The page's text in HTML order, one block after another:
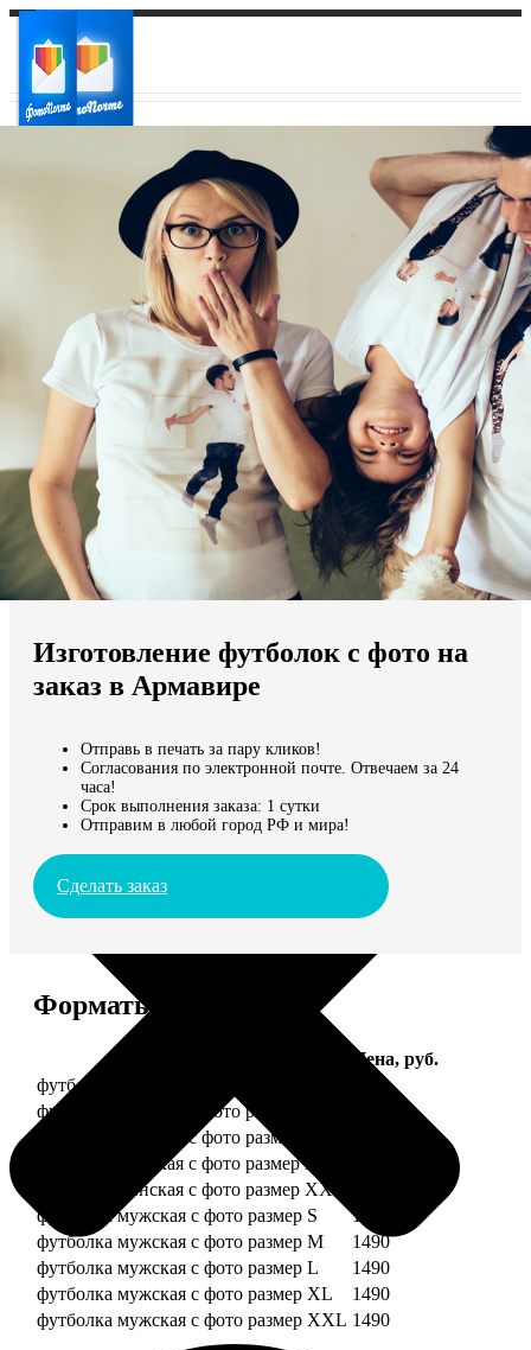
Ваш регион доставки
Выберите из списка:
Мы доставляем по всему миру
Продолжить без города
Изготовление футболок с фото на
заказ в Армавире
Отправь в печать за пару кликов!
Согласования по электронной почте. Отвечаем за 24
часа!
Срок выполнения заказа: 1 сутки
Отправим в любой город РФ и мира!
Сделать заказ
Форматы и цены
Цена, руб.
футболка женская с фото размер S
1490
футболка женская с фото размер M
футболка женская с фото размер L
футболка женская с фото размер XL
футболка женская с фото размер XXL
футболка мужская с фото размер S
1490
футболка мужская с фото размер M
1490
футболка мужская с фото размер L
1490
футболка мужская с фото размер XL
1490
футболка мужская с фото размер XXL 1490